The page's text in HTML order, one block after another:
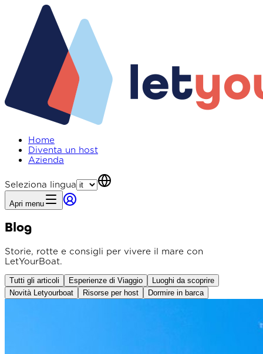
Home
Diventa un host
Azienda
Seleziona lingua
Apri menu
Blog
Storie, rotte e consigli per vivere il mare con
LetYourBoat.
Tutti gli articoli Esperienze di Viaggio
Luoghi da scoprire
Novità Letyourboat
Risorse per host Dormire in barca